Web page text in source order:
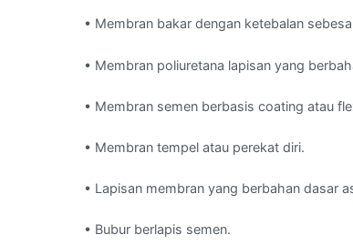
• Membran bakar dengan ketebalan
• Membran poliuretana lapisan yang
• Membran semen berbasis coating atau
• Membran tempel atau perekat diri.
• Lapisan membran yang berbahan dasar
• Bubur berlapis semen.